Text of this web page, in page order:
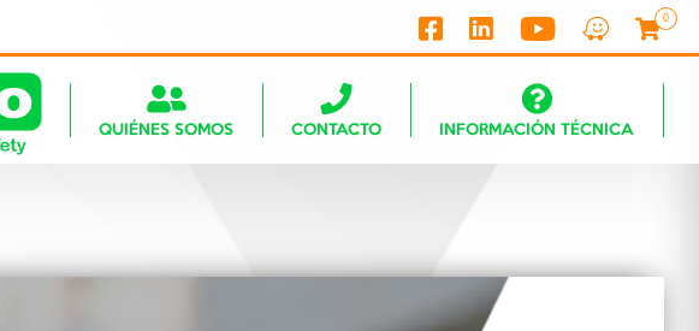
0
QUIÉNES SOMOS CONTACTO INFORMACIÓN TÉCNICA